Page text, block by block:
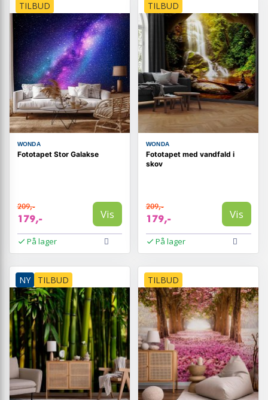
TILBUD
WONDA
Fototapet Stor Galakse
209,-
179,- Vis
På lager
TILBUD
WONDA
Fototapet med vandfald i
skov
209,-
179,- Vis
På lager
NY TILBUD TILBUD